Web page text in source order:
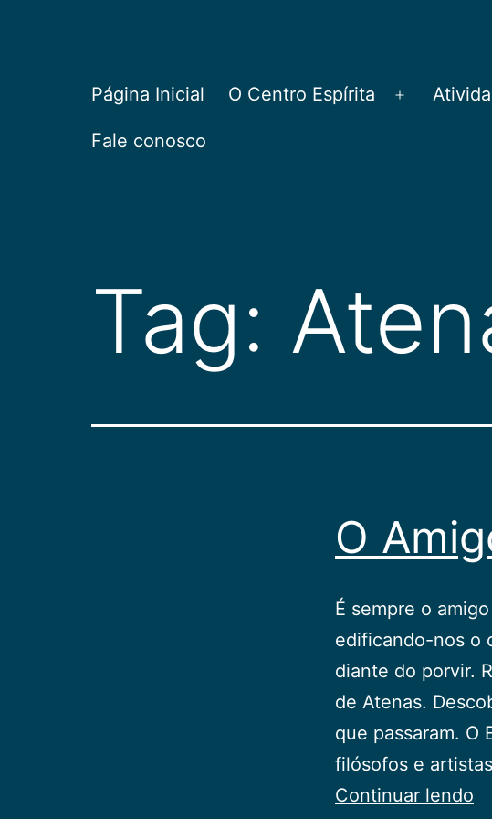
CEPAC
Página Inicial O Centro Espírita
Abrir
Fale conosco
Tag:
O
É sempre o
edificando-nos o
diante do porvir.
de Atenas.
que passaram. O
filósofos e
Continuar lendo